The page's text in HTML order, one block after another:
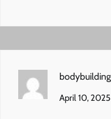
April 10,